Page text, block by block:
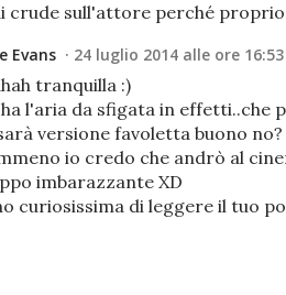
crude sull'attore perché
Evans 24 luglio 2014 alle ore 16:53
tranquilla :)
l'aria da sfigata in effetti..che
versione favoletta buono no?
io credo che andrò al
imbarazzante XD
curiosissima di leggere il tuo